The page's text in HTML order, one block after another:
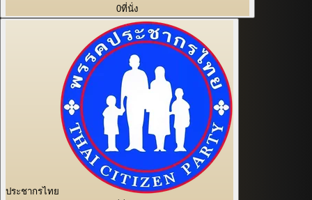
0ที่นั่ง
ประชากรไทย